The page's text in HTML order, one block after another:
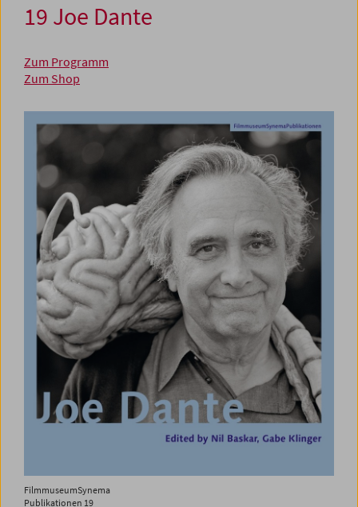
19 Joe Dante
Zum Programm
Zum Shop
FilmmuseumSynema
Publikationen 19